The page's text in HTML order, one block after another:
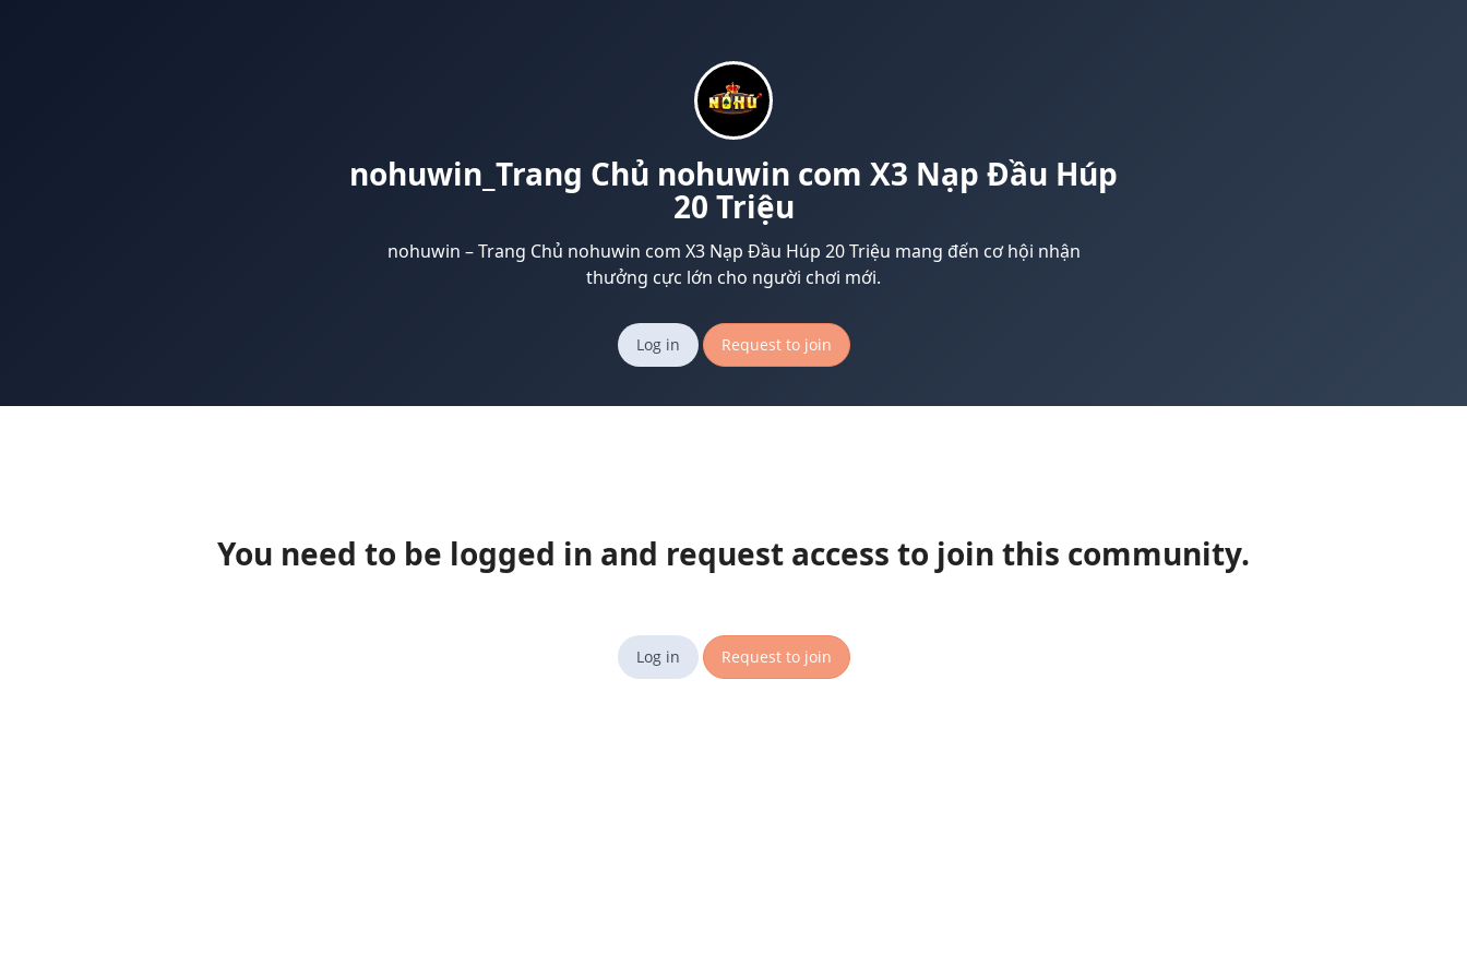
nohuwin_Trang Chủ nohuwin com X3 Nạp Đầu Húp
20 Triệu
nohuwin – Trang Chủ nohuwin com X3 Nạp Đầu Húp 20 Triệu mang đến cơ hội nhận
thưởng cực lớn cho người chơi mới.
Log in Request to join
You need to be logged in and request access to join this community.
Log in Request to join